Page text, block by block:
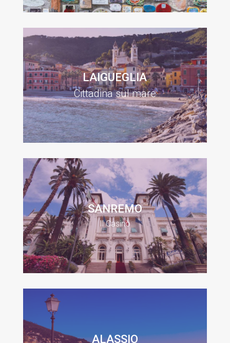
LAIGUEGLIA
Cittadina sul mare
SANREMO
Il Casinò
ALASSIO